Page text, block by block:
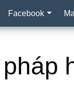
Facebook